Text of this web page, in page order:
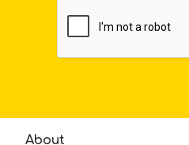
About